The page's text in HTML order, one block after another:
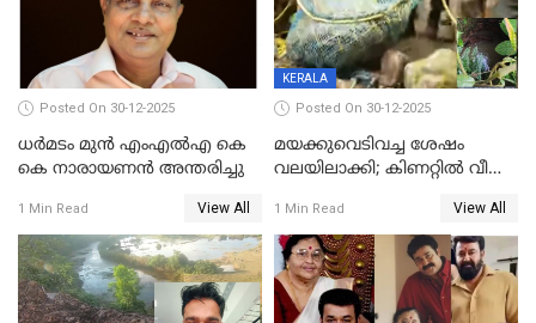
Posted On 30-12-2025
ധർമടം മുൻ എംഎല്‍എ കെ
കെ നാരായണന്‍ അന്തരിച്ചു
1 Min Read View All
KERALA
Posted On 30-12-2025
മയക്കുവെടിവച്ച ശേഷം
വലയിലാക്കി; കിണറ്റിൽ വീണ
1 Min Read View All